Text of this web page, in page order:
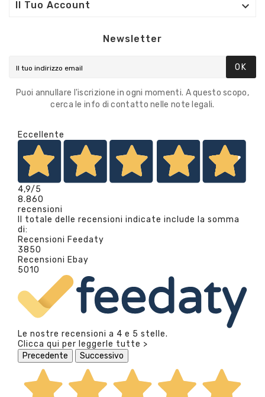
Il Tuo Account 
Newsletter
OK
Puoi annullare l'iscrizione in ogni momenti. A questo scopo,
cerca le info di contatto nelle note legali.
Eccellente
4,9/5
8.860
recensioni
Il totale delle recensioni indicate include la somma
di:
Recensioni Feedaty
3850
Recensioni Ebay
5010
Le nostre recensioni a 4 e 5 stelle.
Clicca qui per leggerle tutte >
Precedente
Successivo